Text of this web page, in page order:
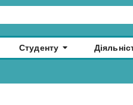
Студенту